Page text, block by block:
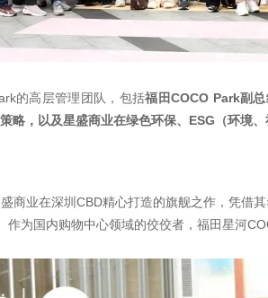
的高层管理团队，包括福田COCO Park副
略，以及星盛商业在绿色环保、ESG（环境
商业在深圳CBD精心打造的旗舰之作，凭借其
作为国内购物中心领域的佼佼者，福田星河